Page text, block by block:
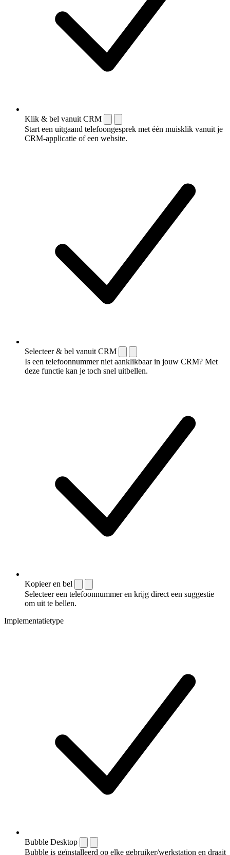
Klik & bel vanuit CRM
Start een uitgaand telefoongesprek met één muisklik vanuit je
CRM-applicatie of een website.
Selecteer & bel vanuit CRM
Is een telefoonnummer niet aanklikbaar in jouw CRM? Met
deze functie kan je toch snel uitbellen.
Kopieer en bel
Selecteer een telefoonnummer en krijg direct een suggestie
om uit te bellen.
Implementatietype
Bubble Desktop
Bubble is geïnstalleerd op elke gebruiker/werkstation en draait